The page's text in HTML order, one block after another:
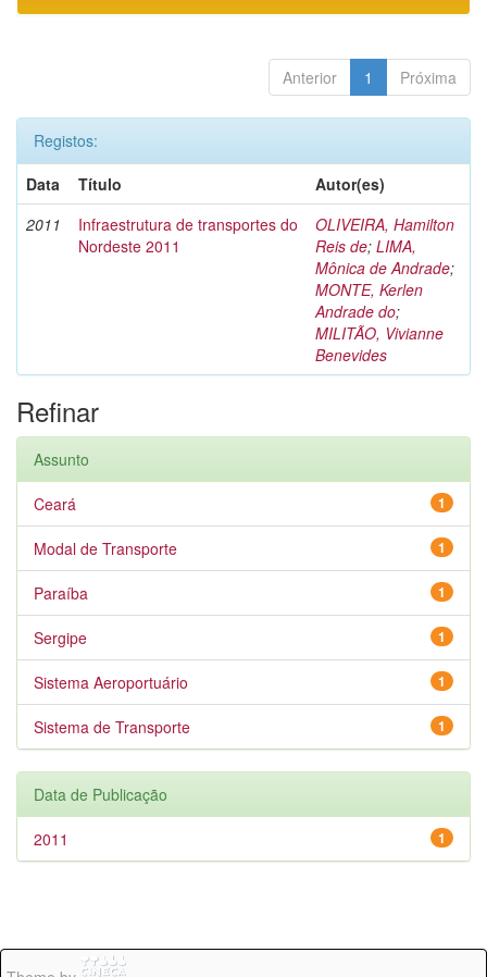
Anterior 1 Próxima
Registos:
Data
Título
Autor(es)
2011
Infraestrutura de transportes do
Nordeste 2011
OLIVEIRA, Hamilton
Reis de; LIMA,
Mônica de Andrade;
MONTE, Kerlen
Andrade do;
MILITÃO, Vivianne
Benevides
Refinar
Assunto
1
Ceará
1
Modal de Transporte
1
Paraíba
1
Sergipe
1
Sistema Aeroportuário
1
Sistema de Transporte
Data de Publicação
1
2011